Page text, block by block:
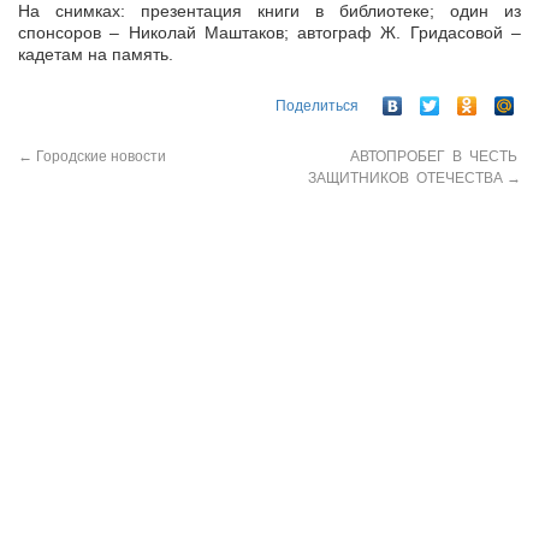
На снимках: презентация книги в библиотеке; один из
спонсоров – Николай Маштаков; автограф Ж. Гридасовой –
кадетам на память.
Поделиться
← Городские новости
АВТОПРОБЕГ В ЧЕСТЬ
ЗАЩИТНИКОВ ОТЕЧЕСТВА →